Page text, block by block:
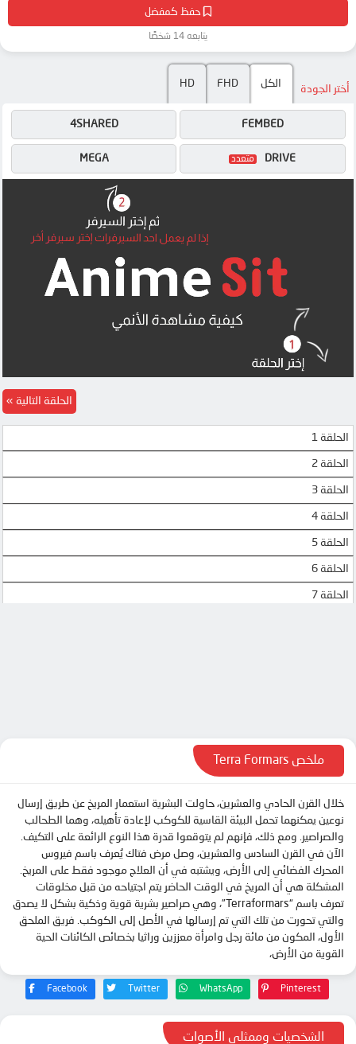
حفظ كمفضل
يتابعه 14 شخصًا
أختر الجودة الكل FHD
HD
FEMBED
DRIVE
MEGA
4SHARED
الحلقة 1
الحلقة 2
الحلقة 3
الحلقة 4
الحلقة 5
الحلقة 6
الحلقة 7
الحلقة التالية
ملخص Terra Formars
خلال القرن الحادي والعشرين، حاولت البشرية استعمار المريخ عن طريق إرسال
نوعين يمكنهما تحمل البيئة القاسية للكوكب لإعادة تأهيله، وهما الطحالب
والصراصير. ومع ذلك، فإنهم لم يتوقعوا قدرة هذا النوع الرائعة على التكيف.
الآن في القرن السادس والعشرين، وصل مرض فتاك يُعرف باسم فيروس
المحرك الفضائي إلى الأرض، ويشتبه في أن العلاج موجود فقط على المريخ.
المشكلة هي أن المريخ في الوقت الحاضر يتم اجتياحه من قبل مخلوقات
تعرف باسم “Terraformars”، وهي صراصير بشرية قوية وذكية بشكل لا يصدق
والتي تحورت من تلك التي تم إرسالها في الأصل إلى الكوكب. فريق الملحق
الأول، المكون من مائة رجل وامرأة معززين وراثيا بخصائص الكائنات الحية
القوية من الأرض،
Facebook Twitter WhatsApp Pinterest
الشخصيات وممثلي الأصوات